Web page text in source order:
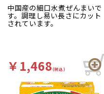
中国産の細口水煮ぜんまいで
す。調理し易い長さにカット
されています。
￥1,468(税込)